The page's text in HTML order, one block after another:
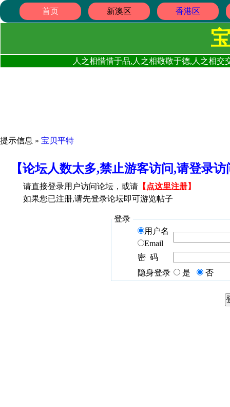
首页 新澳区 香港区
人之相惜惜于品,人之相敬敬于德,人之相
提示信息 » 宝贝平特
【论坛人数太多,禁止游客访问,请登录
请直接登录用户访问论坛，或请 【 点这里注册】
如果您已注册,请先登录论坛即可游览帖子
登录
用户名
Email
密 码
隐身登录
是 否